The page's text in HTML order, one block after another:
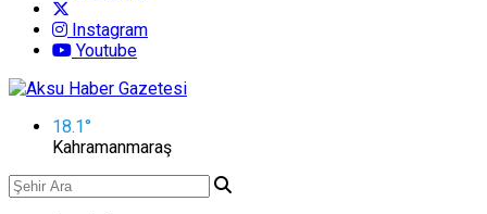
Instagram
Youtube
18.1°
Kahramanmaraş